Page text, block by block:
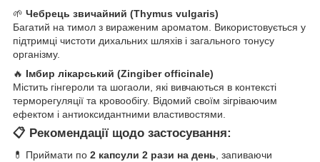
🌱 Чебрець звичайний (Thymus vulgaris)
Багатий на тимол з вираженим ароматом. Використовується у
підтримці чистоти дихальних шляхів і загального тонусу
організму.
🔥 Імбир лікарський (Zingiber officinale)
Містить гінгероли та шогаоли, які вивчаються в контексті
терморегуляції та кровообігу. Відомий своїм зігріваючим
ефектом і антиоксидантними властивостями.
📋 Рекомендації щодо застосування:
💊 Приймати по 2 капсули 2 рази на день , запиваючи